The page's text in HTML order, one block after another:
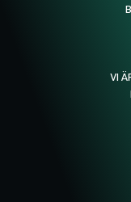
VI